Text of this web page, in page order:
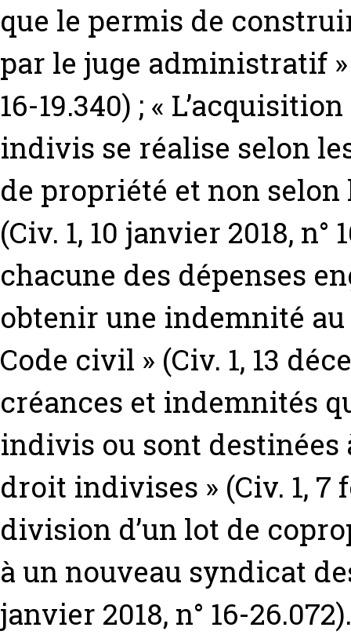
que le permis de
par le juge administratif »
16-19.340) ; «
indivis se réalise selon
de propriété et non
(Civ. 1, 10 janvier 2018,
chacune des dépenses
obtenir une indemnité au
Code civil » (Civ. 1, 13
créances et indemnités
indivis ou sont
droit indivises » (Civ. 1, 7
division d’un lot de
à un nouveau syndicat
janvier 2018, n° 16-26.072).